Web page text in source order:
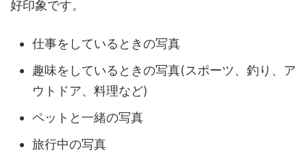
好印象です。
仕事をしているときの写真
趣味をしているときの写真(スポーツ、釣り、ア
ウトドア、料理など)
ペットと一緒の写真
旅行中の写真